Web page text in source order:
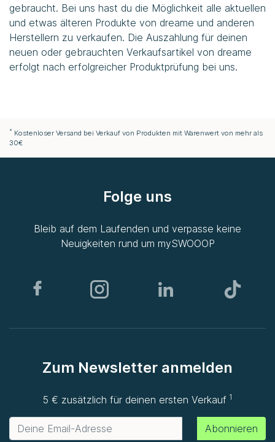
gebraucht. Bei uns hast du die Möglichkeit alle aktuellen
und etwas älteren Produkte von dreame und anderen
Herstellern zu verkaufen. Die Auszahlung für deinen
neuen oder gebrauchten Verkaufsartikel von dreame
erfolgt nach erfolgreicher Produktprüfung bei uns.
* Kostenloser Versand bei Verkauf von Produkten mit Warenwert von mehr als
30€
Folge uns
Bleib auf dem Laufenden und verpasse keine
Neuigkeiten rund um mySWOOOP
Zum Newsletter anmelden
5 € zusätzlich für deinen ersten Verkauf1
Abonnieren